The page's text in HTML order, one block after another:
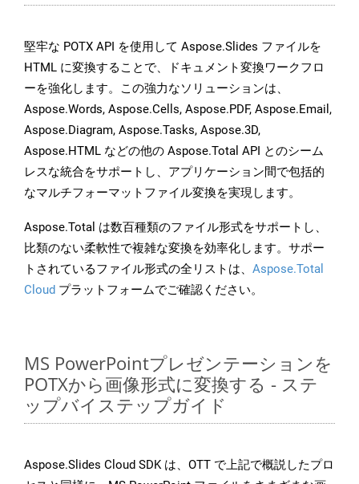
堅牢な POTX API を使用して Aspose.Slides ファイルを
HTML に変換することで、ドキュメント変換ワークフロ
ーを強化します。この強力なソリューションは、
Aspose.Words, Aspose.Cells, Aspose.PDF, Aspose.Email,
Aspose.Diagram, Aspose.Tasks, Aspose.3D,
Aspose.HTML などの他の Aspose.Total API とのシーム
レスな統合をサポートし、アプリケーション間で包括的
なマルチフォーマットファイル変換を実現します。
Aspose.Total は数百種類のファイル形式をサポートし、
比類のない柔軟性で複雑な変換を効率化します。サポー
トされているファイル形式の全リストは、 Aspose.Total
Cloud プラットフォームでご確認ください。
MS PowerPointプレゼンテーションを
POTXから画像形式に変換する - ステ
ップバイステップガイド
Aspose.Slides Cloud SDK は、OTT で上記で概説したプロ